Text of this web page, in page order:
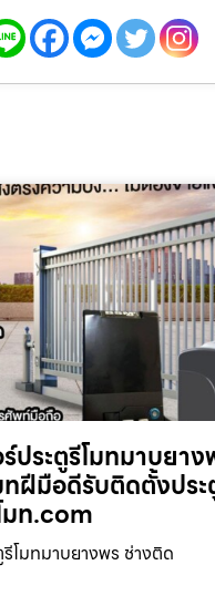
ประตูรีโมทมาบยาง
ฝีมือดีรับติดตั้งประ
มท.com
โมทมาบยางพร ช่างติด